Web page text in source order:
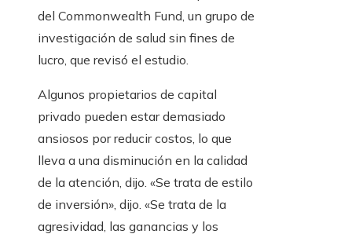
del Commonwealth Fund, un grupo de
investigación de salud sin fines de
lucro, que revisó el estudio.
Algunos propietarios de capital
privado pueden estar demasiado
ansiosos por reducir costos, lo que
lleva a una disminución en la calidad
de la atención, dijo. «Se trata de estilo
de inversión», dijo. «Se trata de la
agresividad, las ganancias y los